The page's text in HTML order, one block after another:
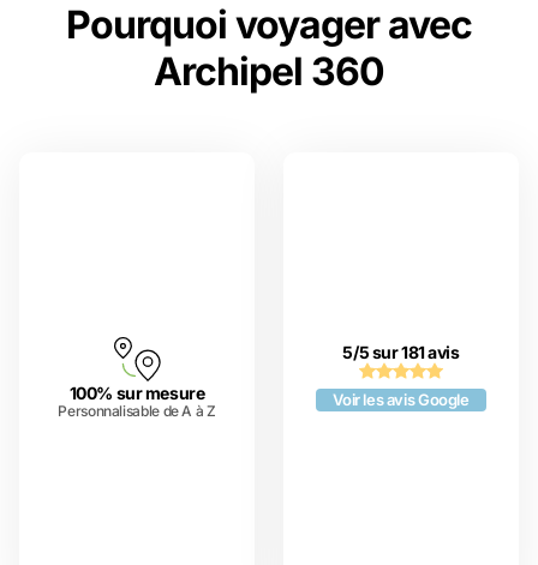
Pourquoi voyager avec
Archipel 360
100% sur mesure
Personnalisable de A à Z
5/5 sur 181 avis
Voir les avis Google